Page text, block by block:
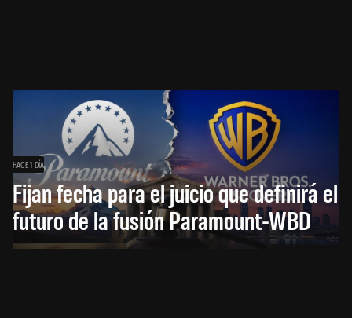
HACE 1 DÍA
Fijan fecha para el juicio que definirá el
futuro de la fusión Paramount-WBD